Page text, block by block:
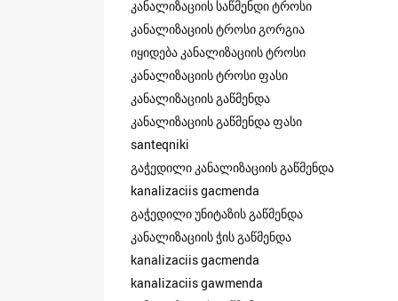
კანალიზაციის საწმენდი ტროსი
კანალიზაციის ტროსი გორგია
იყიდება კანალიზაციის ტროსი
კანალიზაციის ტროსი ფასი
კანალიზაციის გაწმენდა
კანალიზაციის გაწმენდა ფასი
santeqniki
გაჭედილი კანალიზაციის გაწმენდა
kanalizaciis gacmenda
გაჭედილი უნიტაზის გაწმენდა
კანალიზაციის ჭის გაწმენდა
kanalizaciis gacmenda
kanalizaciis gawmenda